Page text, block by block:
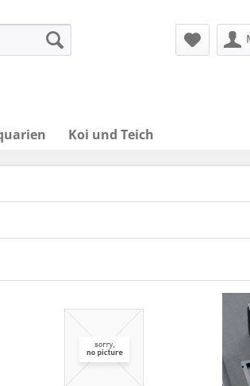
Koi und Teich